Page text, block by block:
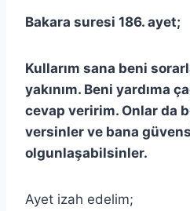
Bakara suresi 186. ayet;
Kullarım sana beni
yakınım. Beni yardıma
cevap veririm. Onlar da
versinler ve bana
olgunlaşabilsinler.
Ayet izah edelim;